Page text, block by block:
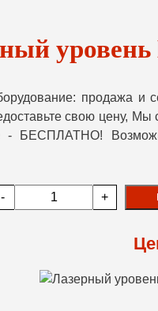
продажа и
свою цену,
- БЕСПЛАТНО!
- +